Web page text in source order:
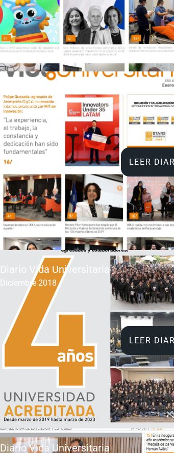
Enero 2020
LEER
Diario Vida Universitaria
Diciembre 2018
LEER
Diario Vida Universitaria